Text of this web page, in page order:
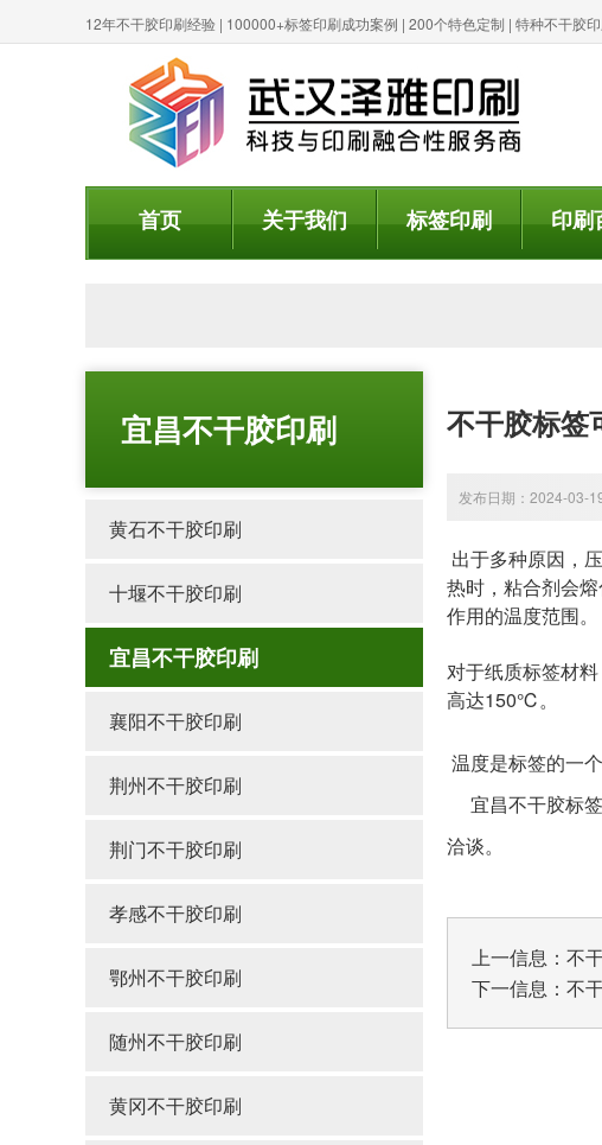
12年不干胶印刷经验 | 100000+标签印刷成功案例 | 200个特色定制 | 特种不干胶
首页 关于我们 标签印刷 印刷
宜昌不干胶印刷
黄石不干胶印刷
十堰不干胶印刷
宜昌不干胶印刷
襄阳不干胶印刷
荆州不干胶印刷
荆门不干胶印刷
孝感不干胶印刷
鄂州不干胶印刷
随州不干胶印刷
黄冈不干胶印刷
不干胶标签
发布日期：2024-03-
出于多种原因，
热时，粘合剂会
作用的温度范围。
对于纸质标签材
高达150℃。
温度是标签的一
宜昌不干胶标签
洽谈。
上一信息： 不
下一信息： 不